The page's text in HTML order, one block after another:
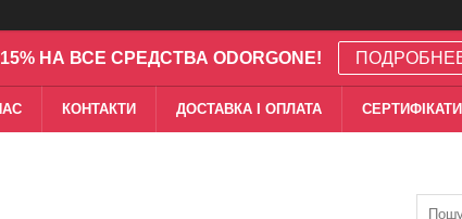
НА ВСЕ СРЕДСТВА ODORGONE!
КОНТАКТИ ДОСТАВКА І ОПЛАТА СЕРТИФІКАТИ